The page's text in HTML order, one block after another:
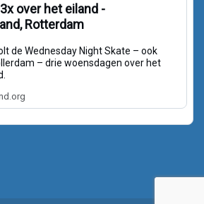
over het eiland -
Rotterdam
de Wednesday Night Skate – ook
– drie woensdagen over het